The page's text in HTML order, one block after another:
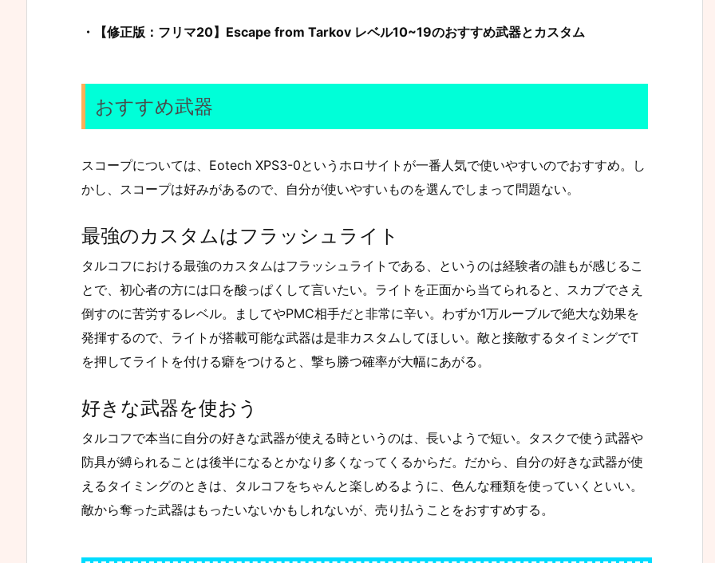
・【修正版：フリマ20】Escape from Tarkov レベル10~19のおすすめ武器とカスタム
おすすめ武器
スコープについては、Eotech XPS3-0というホロサイトが一番人気で使いやすいのでおすすめ。し
かし、スコープは好みがあるので、自分が使いやすいものを選んでしまって問題ない。
最強のカスタムはフラッシュライト
タルコフにおける最強のカスタムはフラッシュライトである、というのは経験者の誰もが感じるこ
とで、初心者の方には口を酸っぱくして言いたい。ライトを正面から当てられると、スカブでさえ
倒すのに苦労するレベル。ましてやPMC相手だと非常に辛い。わずか1万ルーブルで絶大な効果を
発揮するので、ライトが搭載可能な武器は是非カスタムしてほしい。敵と接敵するタイミングでT
を押してライトを付ける癖をつけると、撃ち勝つ確率が大幅にあがる。
好きな武器を使おう
タルコフで本当に自分の好きな武器が使える時というのは、長いようで短い。タスクで使う武器や
防具が縛られることは後半になるとかなり多くなってくるからだ。だから、自分の好きな武器が使
えるタイミングのときは、タルコフをちゃんと楽しめるように、色んな種類を使っていくといい。
敵から奪った武器はもったいないかもしれないが、売り払うことをおすすめする。